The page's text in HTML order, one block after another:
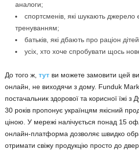
аналоги;
спортсменів, які шукають джерело
тренуванням;
батьків, які дбають про раціон
усіх, хто хоче спробувати щось
До того ж, тут ви можете замовити цей
онлайн, не виходячи з дому. Funduk
постачальник здорової та корисної їжі
30 років пропонує українцям якісний
ціною. У мережі налічується понад 15
онлайн-платформа дозволяє швидко
отримати свіжу продукцію просто до